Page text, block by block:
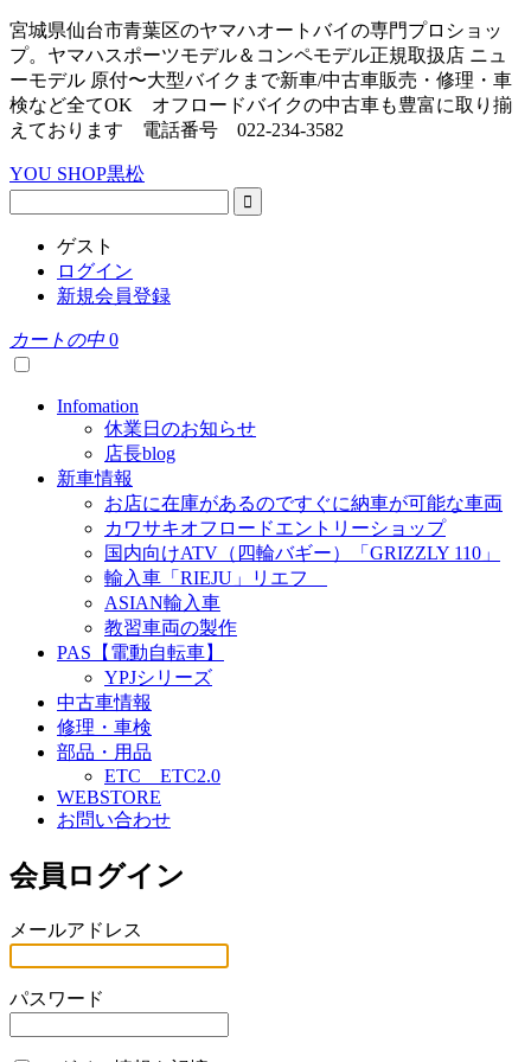
宮城県仙台市青葉区のヤマハオートバイの専門プロショッ
プ。ヤマハスポーツモデル＆コンペモデル正規取扱店 ニュ
ーモデル 原付〜大型バイクまで新車/中古車販売・修理・車
検など全てOK オフロードバイクの中古車も豊富に取り揃
えております 電話番号 022-234-3582
YOU SHOP黒松
ゲスト
ログイン
新規会員登録
カートの中 0
Infomation
休業日のお知らせ
店長blog
新車情報
お店に在庫があるのですぐに納車が可能な車両
カワサキオフロードエントリーショップ
国内向けATV（四輪バギー）「GRIZZLY 110」
輸入車「RIEJU」リエフ
ASIAN輸入車
教習車両の製作
PAS【電動自転車】
YPJシリーズ
中古車情報
修理・車検
部品・用品
ETC ETC2.0
WEBSTORE
お問い合わせ
会員ログイン
メールアドレス
パスワード